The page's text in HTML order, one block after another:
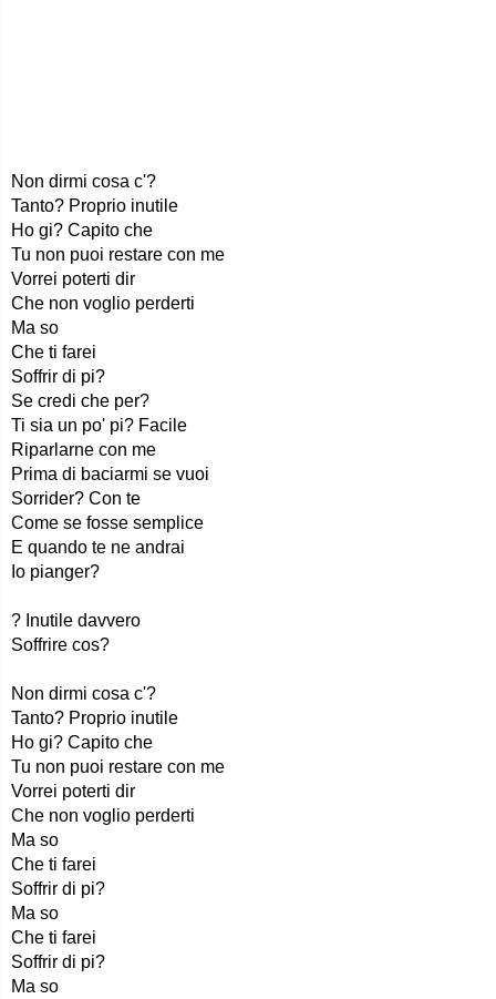
Non dirmi cosa c'?
Tanto? Proprio inutile
Ho gi? Capito che
Tu non puoi restare con me
Vorrei poterti dir
Che non voglio perderti
Ma so
Che ti farei
Soffrir di pi?
Se credi che per?
Ti sia un po' pi? Facile
Riparlarne con me
Prima di baciarmi se vuoi
Sorrider? Con te
Come se fosse semplice
E quando te ne andrai
Io pianger?
? Inutile davvero
Soffrire cos?
Non dirmi cosa c'?
Tanto? Proprio inutile
Ho gi? Capito che
Tu non puoi restare con me
Vorrei poterti dir
Che non voglio perderti
Ma so
Che ti farei
Soffrir di pi?
Ma so
Che ti farei
Soffrir di pi?
Ma so